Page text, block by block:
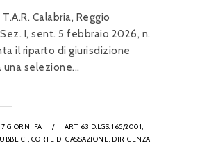
Calabria, Reggio
I, sent. 5 febbraio 2026, n.
il riparto di giurisdizione
una selezione...
7 GIORNI FA /
ART. 63 D.LGS. 165/2001,
CORTE DI CASSAZIONE, DIRIGENZA